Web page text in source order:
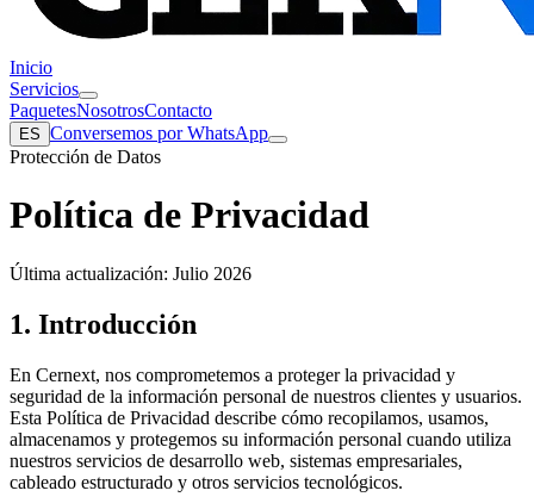
Inicio
Servicios
PaquetesNosotrosContacto
ES Conversemos por WhatsApp
Protección de Datos
Política de Privacidad
Última actualización: Julio 2026
1. Introducción
En Cernext, nos comprometemos a proteger la privacidad y
seguridad de la información personal de nuestros clientes y usuarios.
Esta Política de Privacidad describe cómo recopilamos, usamos,
almacenamos y protegemos su información personal cuando utiliza
nuestros servicios de desarrollo web, sistemas empresariales,
cableado estructurado y otros servicios tecnológicos.